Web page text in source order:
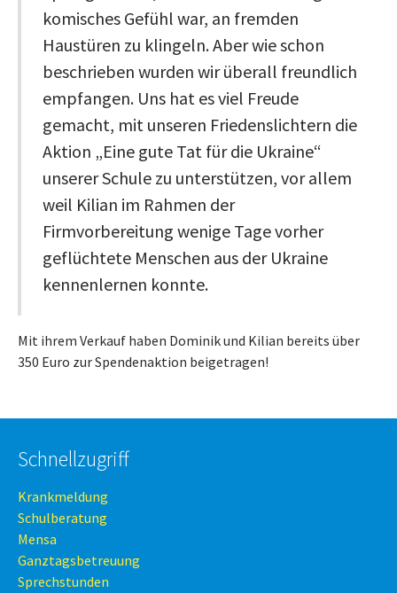
komisches Gefühl war, an fremden
Haustüren zu klingeln. Aber wie schon
beschrieben wurden wir überall freundlich
empfangen. Uns hat es viel Freude
gemacht, mit unseren Friedenslichtern die
Aktion „Eine gute Tat für die Ukraine“
unserer Schule zu unterstützen, vor allem
weil Kilian im Rahmen der
Firmvorbereitung wenige Tage vorher
geflüchtete Menschen aus der Ukraine
kennenlernen konnte.
Mit ihrem Verkauf haben Dominik und Kilian bereits über
350 Euro zur Spendenaktion beigetragen!
Schnellzugriff
Krankmeldung
Schulberatung
Mensa
Ganztagsbetreuung
Sprechstunden